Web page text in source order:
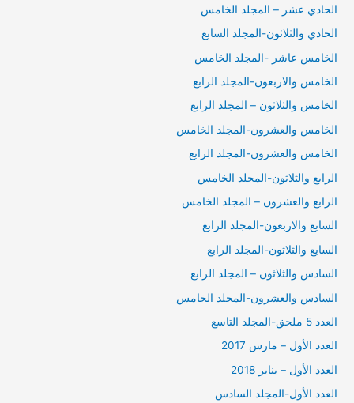
الحادي عشر – المجلد الخامس
الحادي والثلاثون-المجلد السابع
الخامس عاشر -المجلد الخامس
الخامس والاربعون-المجلد الرابع
الخامس والثلاثون – المجلد الرابع
الخامس والعشرون-المجلد الخامس
الخامس والعشرون-المجلد الرابع
الرابع والثلاثون-المجلد الخامس
الرابع والعشرون – المجلد الخامس
السابع والاربعون-المجلد الرابع
السابع والثلاثون-المجلد الرابع
السادس والثلاثون – المجلد الرابع
السادس والعشرون-المجلد الخامس
العدد 5 ملحق-المجلد التاسع
العدد الأول – مارس 2017
العدد الأول – يناير 2018
العدد الأول-المجلد السادس